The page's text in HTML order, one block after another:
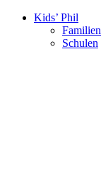
Kids’ Phil
Familien
Schulen